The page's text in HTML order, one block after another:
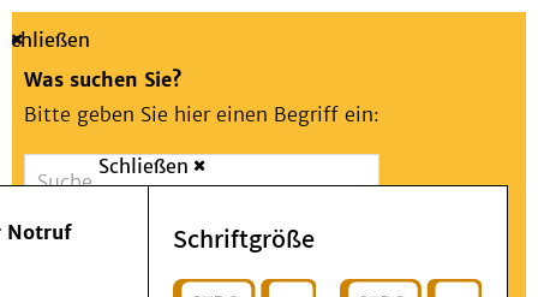
Suche
Schließen
Was suchen Sie?
Bitte geben Sie hier einen Begriff ein:
Suchen
Notfall
Schließen
Notruf Schriftgröße
Menü